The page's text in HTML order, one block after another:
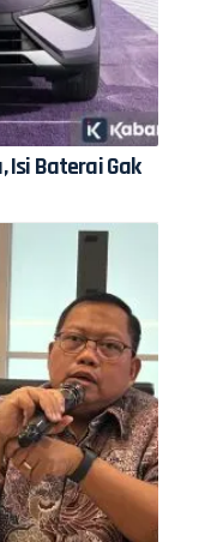
Isi Baterai Gak